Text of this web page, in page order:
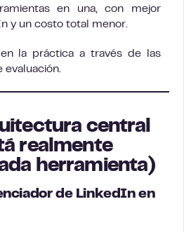
en una, con mejor
y un costo total menor.
la práctica a través de las
evaluación.
central
realmente
herramienta)
de LinkedIn en